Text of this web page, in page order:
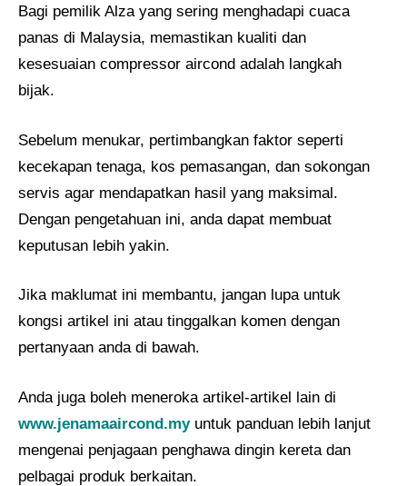
Bagi pemilik Alza yang sering menghadapi cuaca
panas di Malaysia, memastikan kualiti dan
kesesuaian compressor aircond adalah langkah
bijak.
Sebelum menukar, pertimbangkan faktor seperti
kecekapan tenaga, kos pemasangan, dan sokongan
servis agar mendapatkan hasil yang maksimal.
Dengan pengetahuan ini, anda dapat membuat
keputusan lebih yakin.
Jika maklumat ini membantu, jangan lupa untuk
kongsi artikel ini atau tinggalkan komen dengan
pertanyaan anda di bawah.
Anda juga boleh meneroka artikel-artikel lain di
www.jenamaaircond.myuntuk panduan lebih lanjut
mengenai penjagaan penghawa dingin kereta dan
pelbagai produk berkaitan.